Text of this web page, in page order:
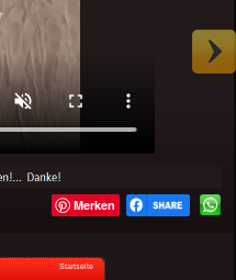
Merken
Startseite